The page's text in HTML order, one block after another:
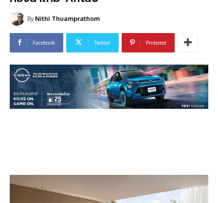
By Nithi Thuamprathom
Facebook Twitter Pinterest